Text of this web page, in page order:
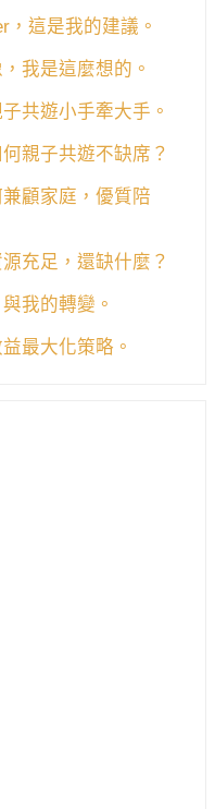
，這是我的建議。
我是這麼想的。
共遊小手牽大手。
親子共遊不缺席？
顧家庭，優質陪
充足，還缺什麼？
我的轉變。
最大化策略。